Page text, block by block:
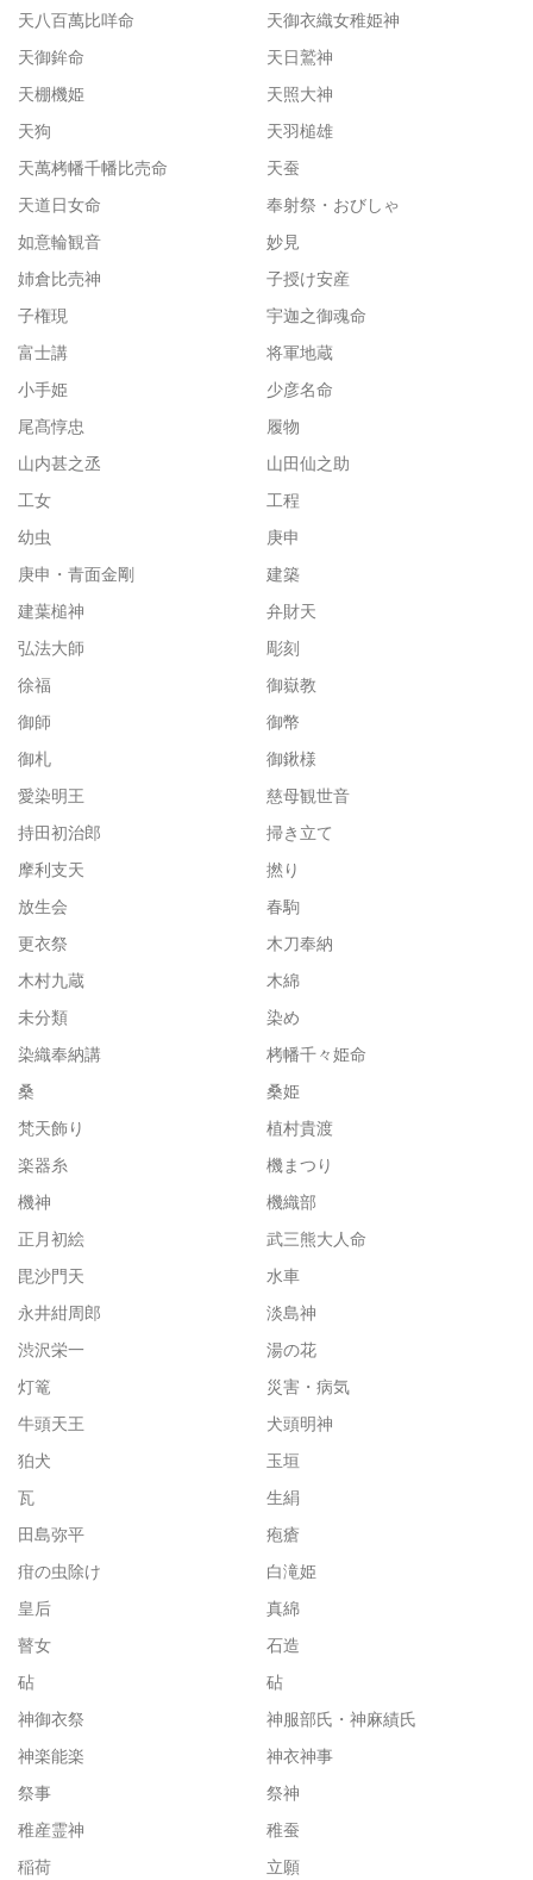
天八百萬比咩命
天御衣織女稚姫神
天御鉾命
天日鷲神
天棚機姫
天照大神
天狗
天羽槌雄
天萬栲幡千幡比売命
天蚕
天道日女命
奉射祭・おびしゃ
如意輪観音
妙見
姉倉比売神
子授け安産
子権現
宇迦之御魂命
富士講
将軍地蔵
小手姫
少彦名命
尾髙惇忠
履物
山内甚之丞
山田仙之助
工女
工程
幼虫
庚申
庚申・青面金剛
建築
建葉槌神
弁財天
弘法大師
彫刻
徐福
御嶽教
御師
御幣
御札
御鍬様
愛染明王
慈母観世音
持田初治郎
掃き立て
摩利支天
撚り
放生会
春駒
更衣祭
木刀奉納
木村九蔵
木綿
未分類
染め
染織奉納講
栲幡千々姫命
桑
桑姫
梵天飾り
植村貴渡
楽器糸
機まつり
機神
機織部
正月初絵
武三熊大人命
毘沙門天
水車
永井紺周郎
淡島神
渋沢栄一
湯の花
灯篭
災害・病気
牛頭天王
犬頭明神
狛犬
玉垣
瓦
生絹
田島弥平
疱瘡
疳の虫除け
白滝姫
皇后
真綿
瞽女
石造
砧
砧
神御衣祭
神服部氏・神麻績氏
神楽能楽
神衣神事
祭事
祭神
稚産霊神
稚蚕
稲荷
立願